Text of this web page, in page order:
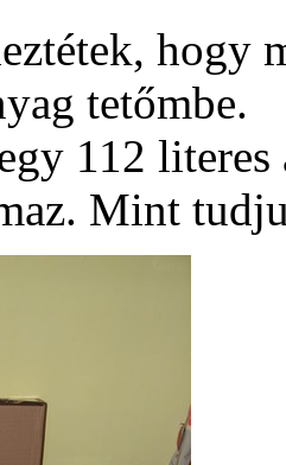
hogy
tetőmbe.
112
Mint